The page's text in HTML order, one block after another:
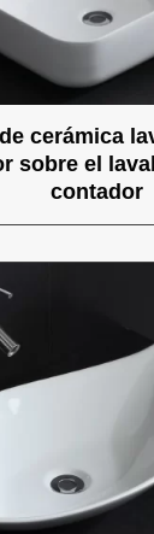
cerámica
sobre el
contador